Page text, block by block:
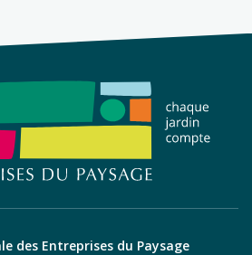
des Entreprises du Paysage